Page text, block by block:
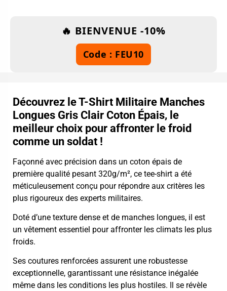
🔥 BIENVENUE -10%
Code : FEU10
Découvrez le T-Shirt Militaire Manches
Longues Gris Clair Coton Épais, le
meilleur choix pour affronter le froid
comme un soldat !
Façonné avec précision dans un coton épais de
première qualité pesant 320g/m², ce tee-shirt a été
méticuleusement conçu pour répondre aux critères les
plus rigoureux des experts militaires.
Doté d’une texture dense et de manches longues, il est
un vêtement essentiel pour affronter les climats les plus
froids.
Ses coutures renforcées assurent une robustesse
exceptionnelle, garantissant une résistance inégalée
même dans les conditions les plus hostiles. Il se révèle